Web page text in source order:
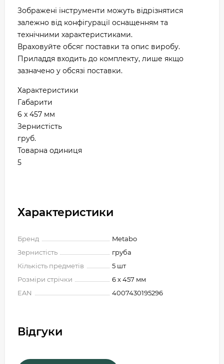
Зображені інструменти можуть відрізнятися
залежно від конфігурації оснащенням та
технічними характеристиками.
Враховуйте обсяг поставки та опис виробу.
Приладдя входить до комплекту, лише якщо
зазначено у обсязі поставки.
Характеристики
Габарити
6 x 457 мм
Зернистість
груб.
Товарна одиниця
5
Характеристики
Бренд
Metabo
Зернистість
груба
Кількість предметів
5 шт
Розміри стрічки
6 x 457 мм
EAN
4007430195296
Відгуки